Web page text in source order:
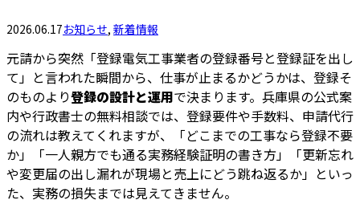
2026.06.17お知らせ, 新着情報
元請から突然「登録電気工事業者の登録番号と登録証を出し
て」と言われた瞬間から、仕事が止まるかどうかは、登録そ
のものより登録の設計と運用で決まります。兵庫県の公式案
内や行政書士の無料相談では、登録要件や手数料、申請代行
の流れは教えてくれますが、「どこまでの工事なら登録不要
か」「一人親方でも通る実務経験証明の書き方」「更新忘れ
や変更届の出し漏れが現場と売上にどう跳ね返るか」といっ
た、実務の損失までは見えてきません。